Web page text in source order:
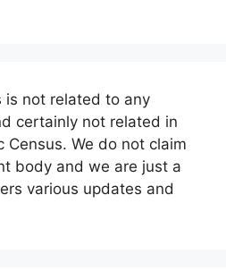
is not related to any
certainly not related in
Census. We do not claim
body and we are just a
various updates and